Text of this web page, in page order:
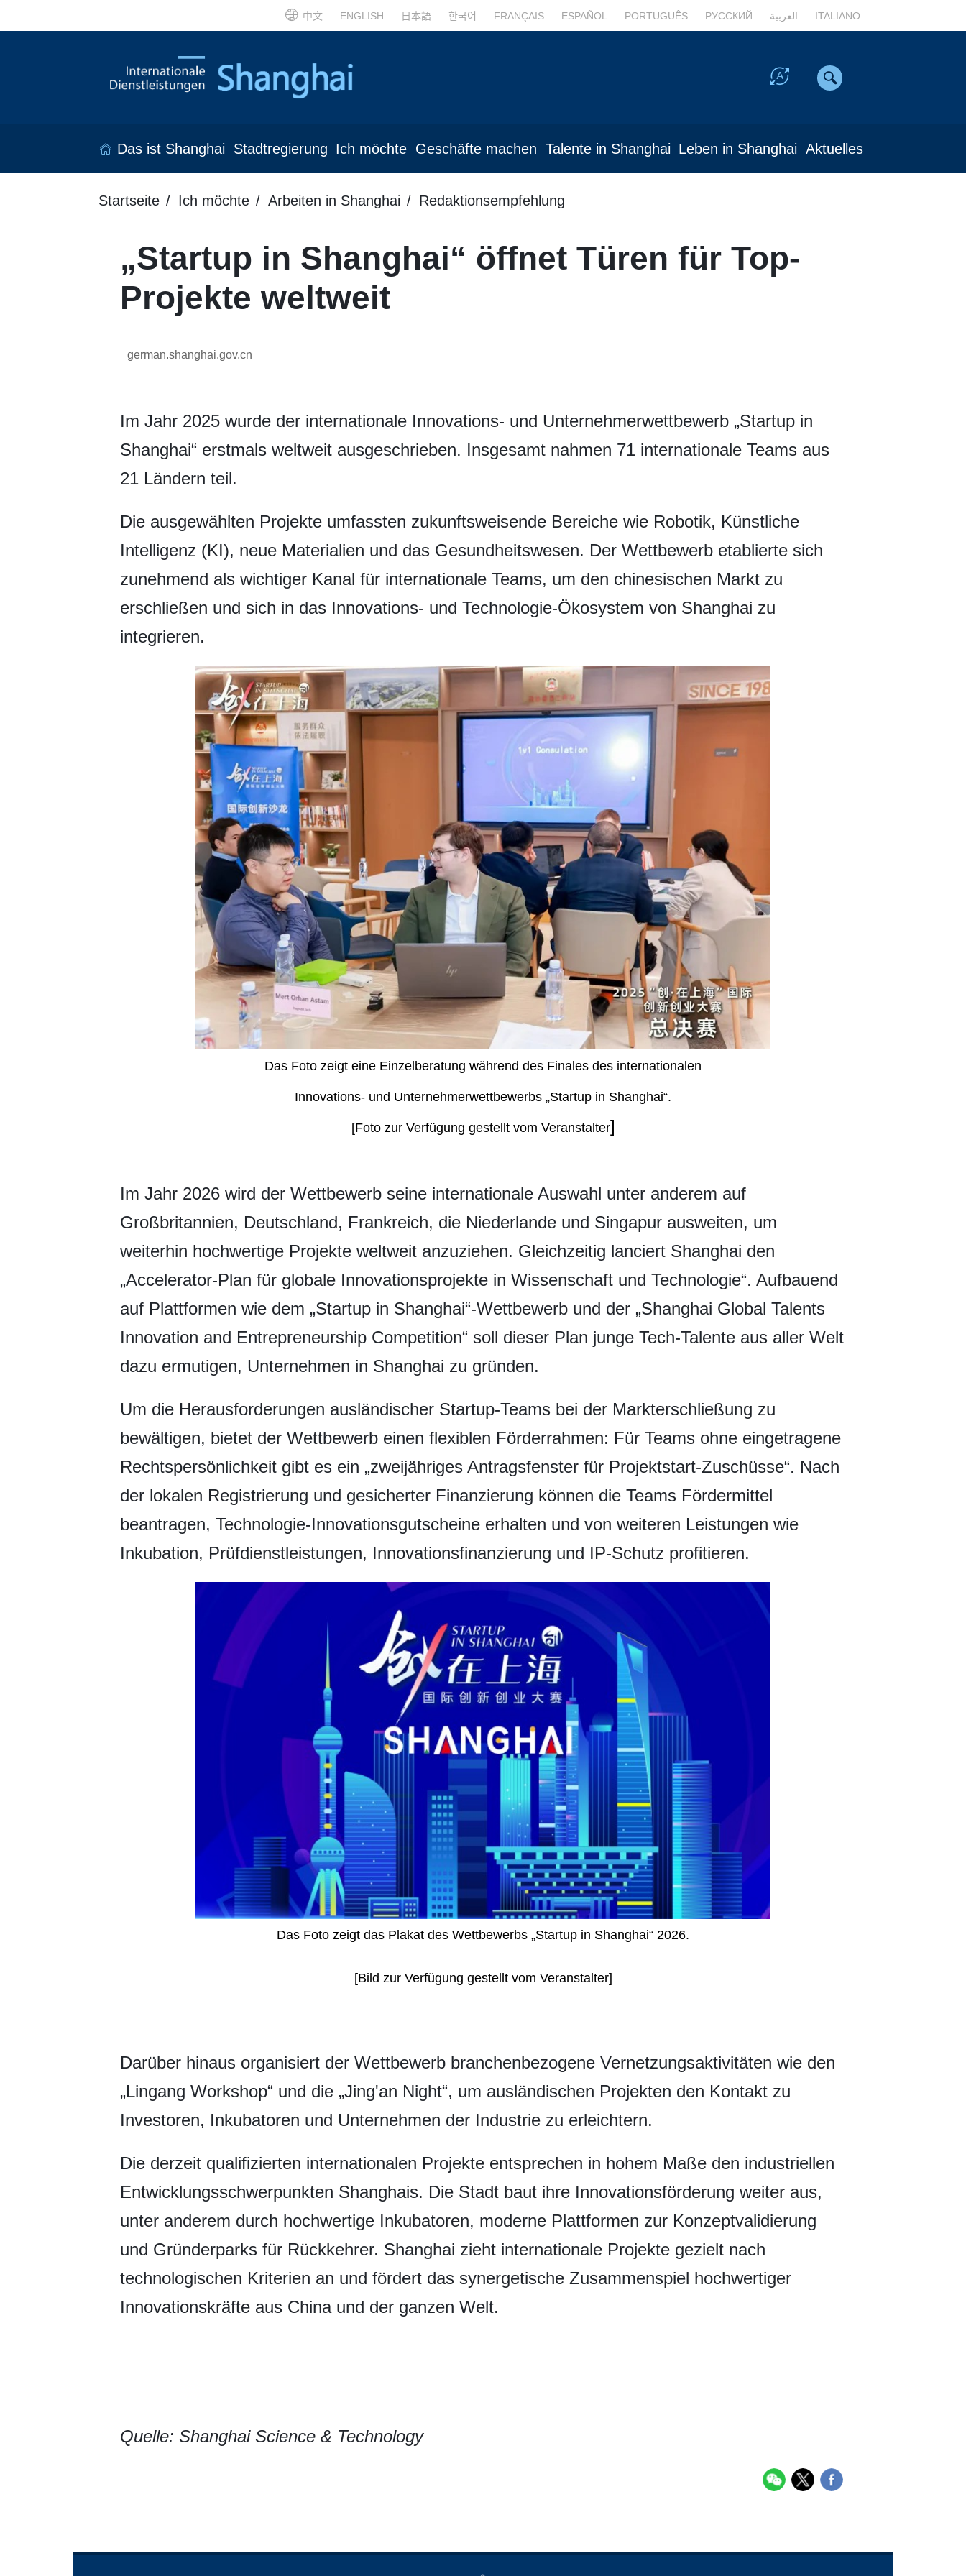
中文 ENGLISH 日本語 한국어 FRANÇAIS ESPAÑOL PORTUGUÊS РУССКИЙ العربية ITALIANO
Das ist Shanghai Stadtregierung Ich möchte Geschäfte machen Talente in Shanghai Leben in Shanghai Aktuelles
Startseite Ich möchte Arbeiten in Shanghai Redaktionsempfehlung
„Startup in Shanghai“ öffnet Türen für Top-
Projekte weltweit
german.shanghai.gov.cn
Im Jahr 2025 wurde der internationale Innovations- und Unternehmerwettbewerb „Startup in
Shanghai“ erstmals weltweit ausgeschrieben. Insgesamt nahmen 71 internationale Teams aus
21 Ländern teil.
Die ausgewählten Projekte umfassten zukunftsweisende Bereiche wie Robotik, Künstliche
Intelligenz (KI), neue Materialien und das Gesundheitswesen. Der Wettbewerb etablierte sich
zunehmend als wichtiger Kanal für internationale Teams, um den chinesischen Markt zu
erschließen und sich in das Innovations- und Technologie-Ökosystem von Shanghai zu
integrieren.
Das Foto zeigt eine Einzelberatung während des Finales des internationalen
Innovations- und Unternehmerwettbewerbs „Startup in Shanghai“.
[Foto zur Verfügung gestellt vom Veranstalter]
​Im Jahr 2026 wird der Wettbewerb seine internationale Auswahl unter anderem auf
Großbritannien, Deutschland, Frankreich, die Niederlande und Singapur ausweiten, um
weiterhin hochwertige Projekte weltweit anzuziehen. Gleichzeitig lanciert Shanghai den
„Accelerator-Plan für globale Innovationsprojekte in Wissenschaft und Technologie“. Aufbauend
auf Plattformen wie dem „Startup in Shanghai“-Wettbewerb und der „Shanghai Global Talents
Innovation and Entrepreneurship Competition“ soll dieser Plan junge Tech-Talente aus aller Welt
dazu ermutigen, Unternehmen in Shanghai zu gründen.
Um die Herausforderungen ausländischer Startup-Teams bei der Markterschließung zu
bewältigen, bietet der Wettbewerb einen flexiblen Förderrahmen: Für Teams ohne eingetragene
Rechtspersönlichkeit gibt es ein „zweijähriges Antragsfenster für Projektstart-Zuschüsse“. Nach
der lokalen Registrierung und gesicherter Finanzierung können die Teams Fördermittel
beantragen, Technologie-Innovationsgutscheine erhalten und von weiteren Leistungen wie
Inkubation, Prüfdienstleistungen, Innovationsfinanzierung und IP-Schutz profitieren.
Das Foto zeigt das Plakat des Wettbewerbs „Startup in Shanghai“ 2026.
[Bild zur Verfügung gestellt vom Veranstalter]
​Darüber hinaus organisiert der Wettbewerb branchenbezogene Vernetzungsaktivitäten wie den
„Lingang Workshop“ und die „Jing'an Night“, um ausländischen Projekten den Kontakt zu
Investoren, Inkubatoren und Unternehmen der Industrie zu erleichtern.
Die derzeit qualifizierten internationalen Projekte entsprechen in hohem Maße den industriellen
Entwicklungsschwerpunkten Shanghais. Die Stadt baut ihre Innovationsförderung weiter aus,
unter anderem durch hochwertige Inkubatoren, moderne Plattformen zur Konzeptvalidierung
und Gründerparks für Rückkehrer. Shanghai zieht internationale Projekte gezielt nach
technologischen Kriterien an und fördert das synergetische Zusammenspiel hochwertiger
Innovationskräfte aus China und der ganzen Welt.
Quelle: Shanghai Science & Technology